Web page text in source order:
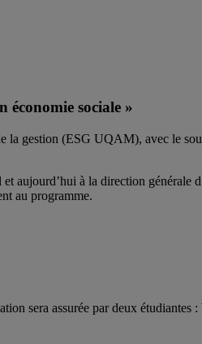
sociale »
la gestion (ESG UQAM), avec le
aujourd’hui à la direction générale
au programme.
sera assurée par deux étudiantes :